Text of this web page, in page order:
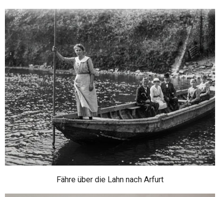
Fähre über die Lahn nach Arfurt